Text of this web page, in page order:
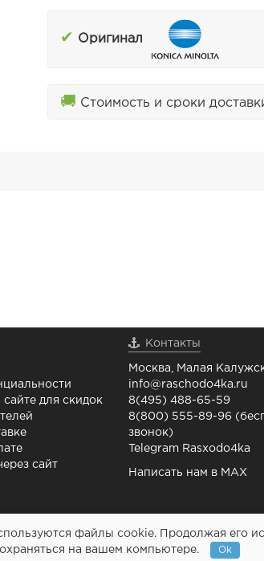
✔ Оригинал
🚚 Стоимость и сроки
сайте для скидок
сайт
Контакты
Москва, Малая
info@raschodo4ka.ru
8(495) 488-65-59
8(800) 555-89-96
звонок)
Telegram Rasxodo4ka
Написать нам в MAX
Картриджи и
файлы cookie. Продолжая его
на вашем компьютере.
Ok